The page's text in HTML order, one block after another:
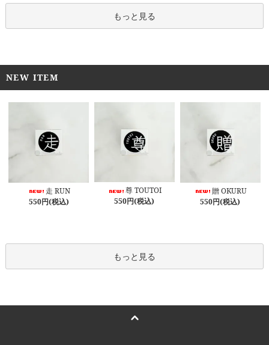
もっと見る
NEW ITEM
走 RUN
550円(税込)
尊 TOUTOI
550円(税込)
贈 OKURU
550円(税込)
もっと見る